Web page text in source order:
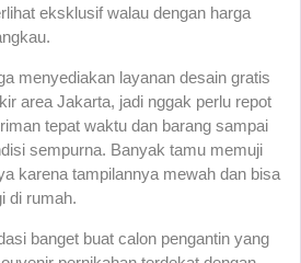
eksklusif walau dengan harga
menyediakan layanan desain gratis
area Jakarta, jadi nggak perlu repot
tepat waktu dan barang sampai
sempurna. Banyak tamu memuji
karena tampilannya mewah dan bisa
di rumah.
banget buat calon pengantin yang